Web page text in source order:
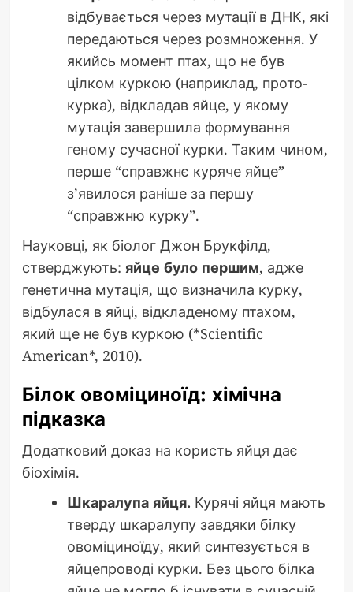
відбувається через мутації в ДНК, які
передаються через розмноження. У
якийсь момент птах, що не був
цілком куркою (наприклад, прото-
курка), відкладав яйце, у якому
мутація завершила формування
геному сучасної курки. Таким чином,
перше “справжнє куряче яйце”
з’явилося раніше за першу
“справжню курку”.
Науковці, як біолог Джон Брукфілд,
стверджують: яйце було першим, адже
генетична мутація, що визначила курку,
відбулася в яйці, відкладеному птахом,
який ще не був куркою (*Scientific
American*, 2010).
Білок овоміциноїд: хімічна
підказка
Додатковий доказ на користь яйця дає
біохімія.
Шкаралупа яйця. Курячі яйця мають
тверду шкаралупу завдяки білку
овоміциноїду, який синтезується в
яйцепроводі курки. Без цього білка